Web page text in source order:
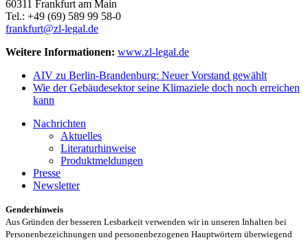
60311 Frankfurt am Main
Tel.: +49 (69) 589 99 58-0
frankfurt@zl-legal.de
Weitere Informationen: www.zl-legal.de
AIV zu Berlin-Brandenburg: Neuer Vorstand gewählt
Wie der Gebäudesektor seine Klimaziele doch noch erreichen
kann
Nachrichten
Aktuelles
Literaturhinweise
Produktmeldungen
Presse
Newsletter
Genderhinweis
Aus Gründen der besseren Lesbarkeit verwenden wir in unseren Inhalten bei
Personenbezeichnungen und personenbezogenen Hauptwörtern überwiegend